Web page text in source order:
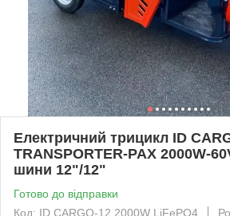
Електричний трицикл ID
TRANSPORTER-PAX 2000W-
шини 12"/12"
Готово до відправки
Код: ID CARGO-12 2000W LiFePO4